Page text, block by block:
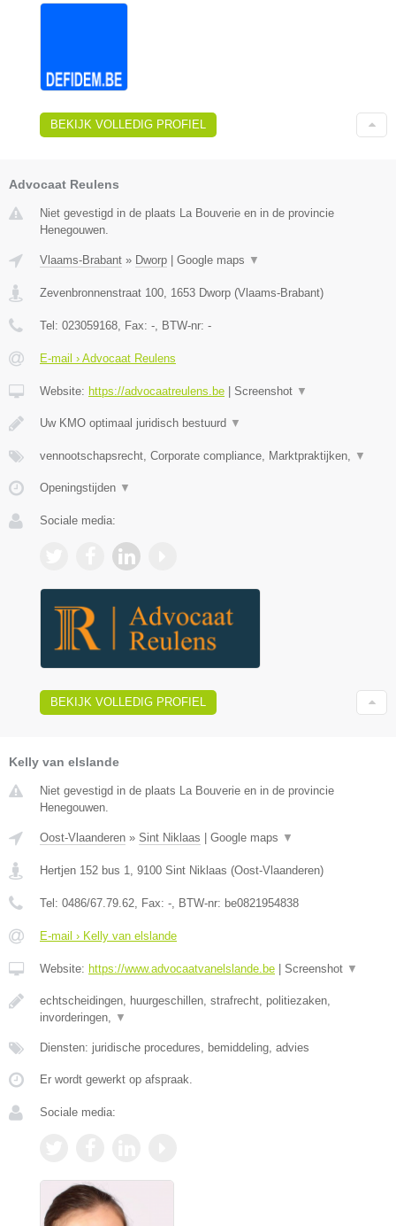
BEKIJK VOLLEDIG PROFIEL
Advocaat Reulens
Niet gevestigd in de plaats La Bouverie en in de provincie
Henegouwen.
Vlaams-Brabant » Dworp Google maps ▼
Zevenbronnenstraat 100 1653 Dworp (Vlaams-Brabant)
Tel: 023059168 , Fax: - , BTW-nr: -
E-mail › Advocaat Reulens
Website: https://advocaatreulens.be Screenshot ▼
Uw KMO optimaal juridisch bestuurd ▼
vennootschapsrecht, Corporate compliance, Marktpraktijken, ▼
Openingstijden ▼
Sociale media:
BEKIJK VOLLEDIG PROFIEL
Kelly van elslande
Niet gevestigd in de plaats La Bouverie en in de provincie
Henegouwen.
Oost-Vlaanderen » Sint Niklaas Google maps ▼
Hertjen 152 bus 1, 9100 Sint Niklaas (Oost-Vlaanderen)
Tel: 0486/67.79.62, Fax: -, BTW-nr: be0821954838
E-mail › Kelly van elslande
Website: https://www.advocaatvanelslande.be Screenshot ▼
echtscheidingen, huurgeschillen, strafrecht, politiezaken,
invorderingen, ▼
Diensten: juridische procedures, bemiddeling, advies
Er wordt gewerkt op afspraak.
Sociale media: